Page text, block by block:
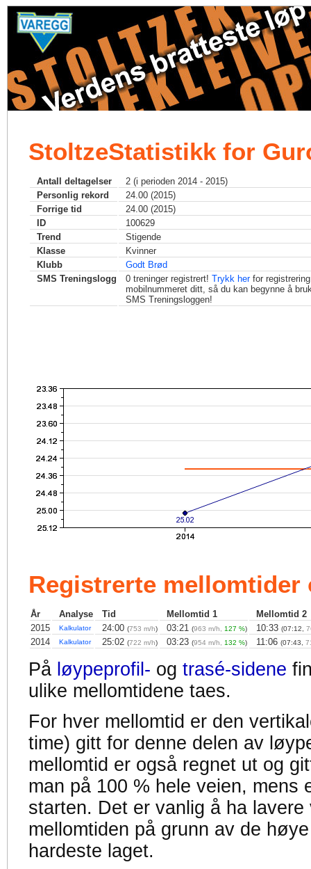
StoltzeStatistikk for
Antall deltagelser
2 (i perioden 2014 - 2015)
Personlig rekord
24.00 (2015)
Forrige tid
24.00 (2015)
ID
100629
Trend
Stigende
Klasse
Kvinner
Klubb
Godt Brød
SMS Treningslogg
0 treninger registrert! Trykk herfor
mobilnummeret ditt, så du kan begynne å
SMS Treningsloggen!
Registrerte mellomtider
År Analyse Tid Mellomtid 1
Mellomtid 2
2015
Kalkulator 24:00 (753 m/h) 03:21 (963 m/h, 127 %) 10:33 (07:12,
2014 Kalkulator 25:02 (722 m/h) 03:23 (954 m/h, 132 %) 11:06 (07:43,
På løypeprofil- og trasé-sidene
ulike mellomtidene taes.
For hver mellomtid er den
time) gitt for denne delen av
mellomtid er også regnet ut og
man på 100 % hele veien, mens
starten. Det er vanlig å ha
mellomtiden på grunn av de
hardeste laget.